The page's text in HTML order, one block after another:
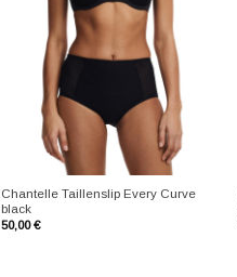
Chantelle Taillenslip Every Curve
black
50,00€